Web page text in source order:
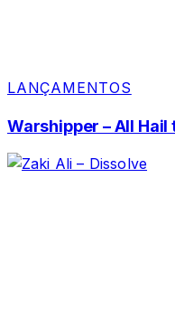
LANÇAMENTOS
Warshipper – All